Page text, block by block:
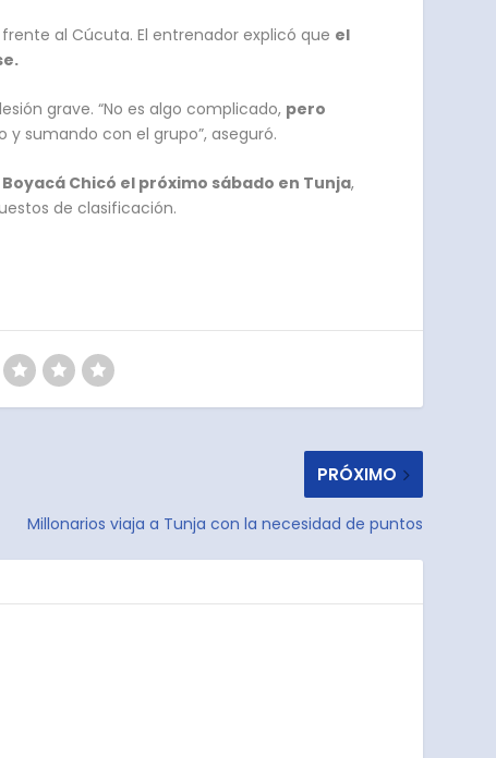
al Cúcuta. El entrenador explicó que el
grave. “No es algo complicado, pero
sumando con el grupo”, aseguró.
Chicó el próximo sábado en Tunja,
de clasificación.
PRÓXIMO
Millonarios viaja a Tunja con la necesidad de puntos